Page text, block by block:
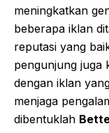
meningkatkan
beberapa iklan
reputasi yang
pengunjung juga
dengan iklan
menjaga
dibentuklah